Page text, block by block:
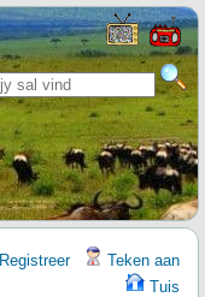
Registreer
Teken aan
Tuis